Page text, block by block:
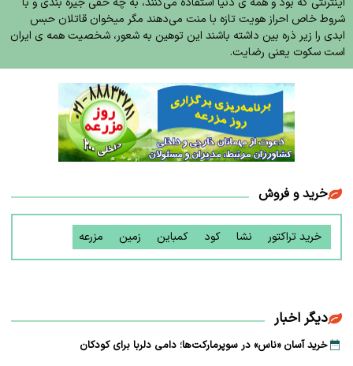
شروط خاص احراز هویت تازه با منت می‌دهند مگر میخوان قاتلان حبس
ابدی را زیر ذره بین داشته باشند این توهین به شعور، شخصیت همه ی ایران
است سکوت یعنی رضایت.
خرید و فروش
خرید تراکتور نشا کود کمباین زمین مزرعه
دیگر اخبار
خرید آسان «ناس» در سوپرمارکت‌ها؛ دامی دلربا برای کودکان